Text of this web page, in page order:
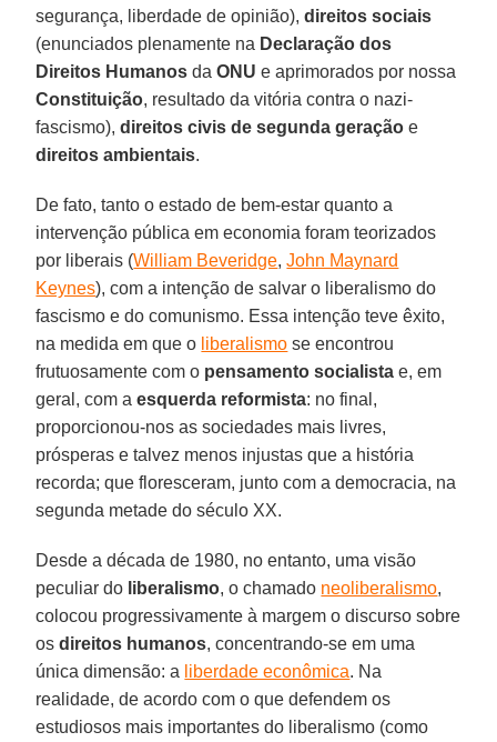
segurança, liberdade de opinião),direitos sociais
(enunciados plenamente na Declaração dos
Direitos Humanos daONU e aprimorados por nossa
Constituição, resultado da vitória contra o nazi-
fascismo),direitos civis de segunda geração e
direitos ambientais.
De fato, tanto o estado de bem-estar quanto a
intervenção pública em economia foram teorizados
por liberais (William Beveridge,John Maynard
Keynes), com a intenção de salvar o liberalismo do
fascismo e do comunismo. Essa intenção teve êxito,
na medida em que o liberalismo se encontrou
frutuosamente com o pensamento socialista e, em
geral, com aesquerda reformista: no final,
proporcionou-nos as sociedades mais livres,
prósperas e talvez menos injustas que a história
recorda; que floresceram, junto com a democracia, na
segunda metade do século XX.
Desde a década de 1980, no entanto, uma visão
peculiar do liberalismo, o chamado neoliberalismo,
colocou progressivamente à margem o discurso sobre
osdireitos humanos, concentrando-se em uma
única dimensão: a liberdade econômica. Na
realidade, de acordo com o que defendem os
estudiosos mais importantes do liberalismo (como